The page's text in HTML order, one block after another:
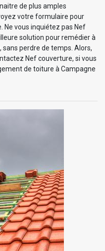
de plus amples
votre formulaire pour
Ne vous inquiétez pas Nef
solution pour remédier à
perdre de temps. Alors,
Nef couverture, si vous
de toiture à Campagne